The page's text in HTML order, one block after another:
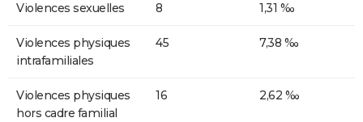
Violences sexuelles 8 1,31 ‰
Violences physiques
intrafamiliales
45 7,38 ‰
Violences physiques
hors cadre familial
16 2,62 ‰